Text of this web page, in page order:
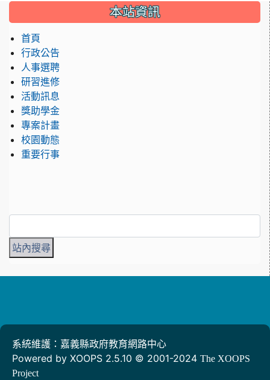
::: 本站資訊
首頁
行政公告
人事選聘
研習進修
活動訊息
獎助學金
專案計畫
校園動態
重要行事
系統維護：嘉義縣政府教育網路中心
Powered by XOOPS 2.5.10 © 2001-2024 The XOOPS
Project